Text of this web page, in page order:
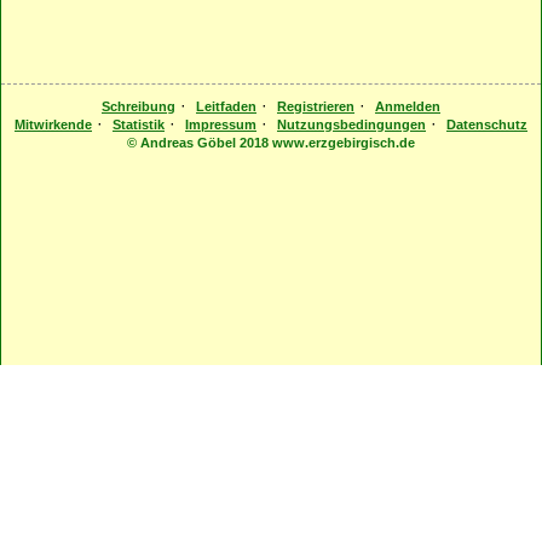
Schreibung · Leitfaden · Registrieren ·
Anmelden
Mitwirkende · Statistik · Impressum · Nutzungsbedingungen ·
Datenschutz
© Andreas Göbel 2018 www.erzgebirgisch.de